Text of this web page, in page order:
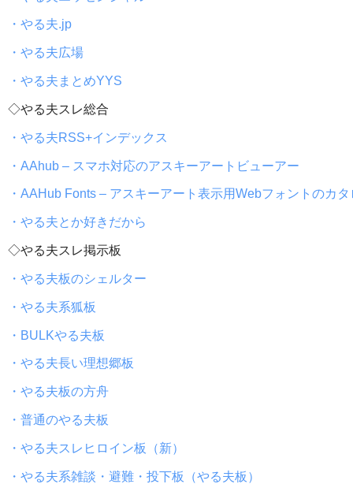
・やる夫.jp
・やる夫広場
・やる夫まとめYYS
◇やる夫スレ総合
・やる夫RSS+インデックス
・AAhub – スマホ対応のアスキーアートビューアー
・AAHub Fonts – アスキーアート表示用Webフォントのカタ
・やる夫とか好きだから
◇やる夫スレ掲示板
・やる夫板のシェルター
・やる夫系狐板
・BULKやる夫板
・やる夫長い理想郷板
・やる夫板の方舟
・普通のやる夫板
・やる夫スレヒロイン板（新）
・やる夫系雑談・避難・投下板（やる夫板）